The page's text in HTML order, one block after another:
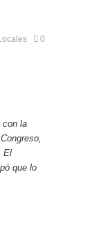
0
con la
El
que lo